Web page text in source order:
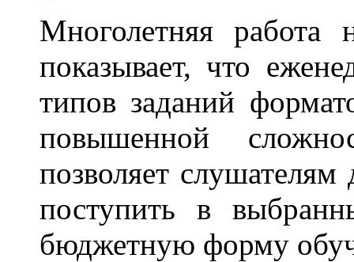
Многолетняя работа
показывает, что
типов заданий
повышенной
позволяет слушателям
поступить в
бюджетную форму